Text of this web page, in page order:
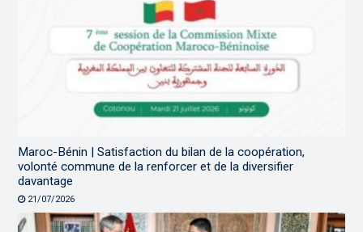
Maroc-Bénin | Satisfaction du bilan de la coopération,
volonté commune de la renforcer et de la diversifier
davantage
21/07/2026